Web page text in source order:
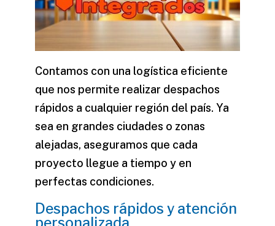
Contamos con una logística eficiente
que nos permite realizar despachos
rápidos a cualquier región del país. Ya
sea en grandes ciudades o zonas
alejadas, aseguramos que cada
proyecto llegue a tiempo y en
perfectas condiciones.
Despachos rápidos y atención